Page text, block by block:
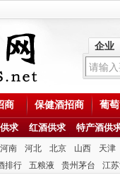
企业
商 保健酒招商 葡
求 红酒供求 特产酒供
河南 河北 北京 山西
天津
排行 五粮液 贵州茅台 江